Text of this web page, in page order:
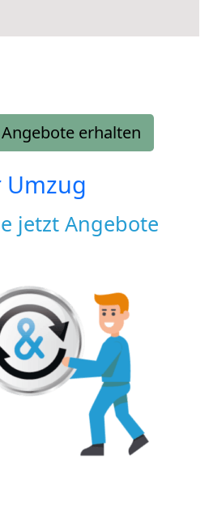
erhalten
jetzt Angebote